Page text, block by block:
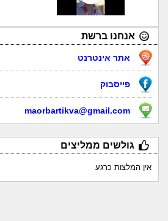
אנחנו ברשת
אתר אינטרנט
פייסבוק
maorbartikva@gmail.com
גולשים ממליצים
אין המלצות כרגע